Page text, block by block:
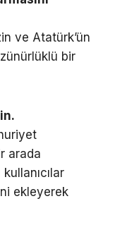
ve Atatürk’ün
bir
arada
ekleyerek